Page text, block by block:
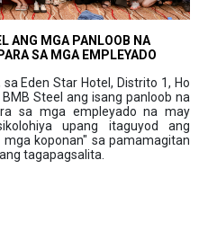
ANG MGA PANLOOB NA
SA MGA EMPLEYADO
Eden Star Hotel, Distrito 1, Ho
Steel ang isang panloob na
sa mga empleyado na may
upang itaguyod ang
koponan" sa pamamagitan
tagapagsalita.